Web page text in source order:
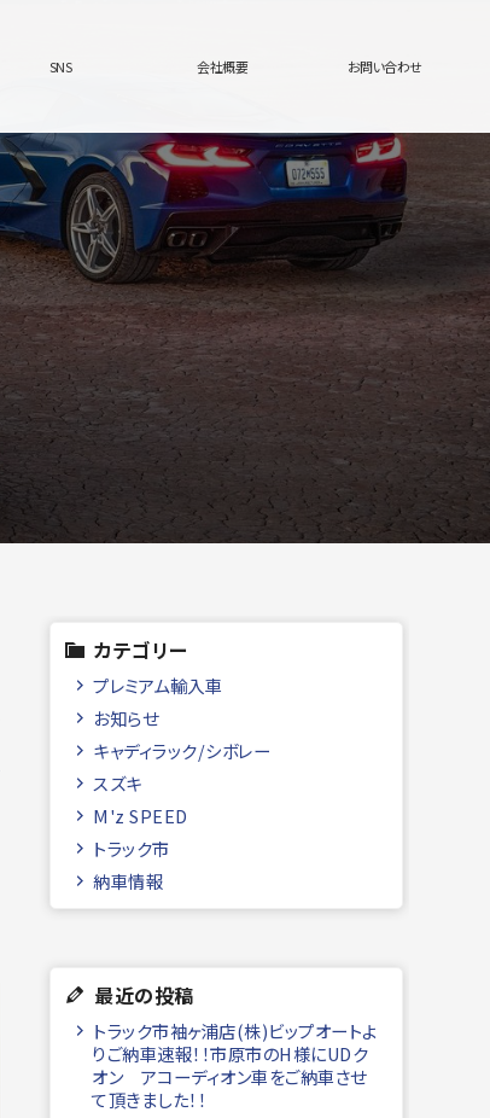
SNS 会社概要 お問い合わせ
カテゴリー
プレミアム輸入車
お知らせ
キャディラック/シボレー
スズキ
M'z SPEED
トラック市
納車情報
最近の投稿
トラック市袖ヶ浦店(株)ビップオートよ
りご納車速報！！市原市のH様にUDク
オン アコーディオン車をご納車させ
て頂きました！！